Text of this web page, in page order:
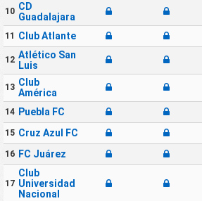
10 CD
Guadalajara
11 Club Atlante
12 Atlético San
Luis
13 Club
América
14 Puebla FC
15 Cruz Azul FC
16 FC Juárez
17
Club
Universidad
Nacional